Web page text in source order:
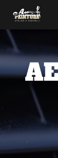
contenu
principal